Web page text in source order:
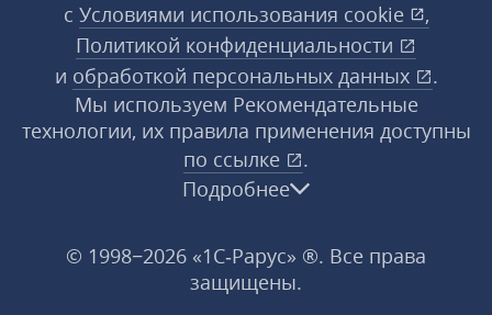
с Условиями использования cookie
,
Политикой конфиденциальности
и обработкой персональных данных
.
Мы используем Рекомендательные
технологии, их правила применения доступны
по ссылке
.
Подробнее
© 1998−2026 «1С‑Рарус» ®. Все права
защищены.